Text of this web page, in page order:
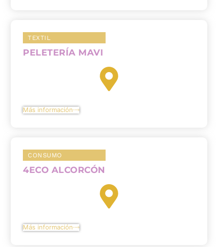
TEXTIL
PELETERÍA MAVI
Más información
CONSUMO
4ECO ALCORCÓN
Más información